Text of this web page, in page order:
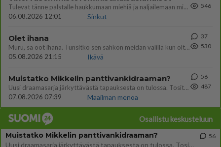
Tulevat tänne palstalle haukkumaan miehiä ja naljailemaan miehelle, kehuvat olevansa heitä parempia. Itse asuvat MIEHE
06.08.2026 12:01
Sinkut
546
Olet ihana
Muru, sä oot ihana. Tunsitko sen sähkön meidän välillä kun oltiin ihan låhekkäin? 👩‍❤️‍👩❤️😼😘
05.08.2026 21:15
Ikävä
37
530
Muistatko Mikkelin panttivankidraaman?
Uusi draamasarja järkyttävästä tapauksesta on tulossa. Tositapahtumiin perustuva sarja ammentaa vuoden 1986 Mikkelin pan
07.08.2026 07:39
Maailman menoa
56
487
Osallistu keskusteluun
Muistatko Mikkelin panttivankidraaman?
Uusi draamasarja järkyttävästä tapauksesta on tulossa. Tositapahtumiin perustuva sarja ammentaa vuoden 1986 Mikkelin pan
56